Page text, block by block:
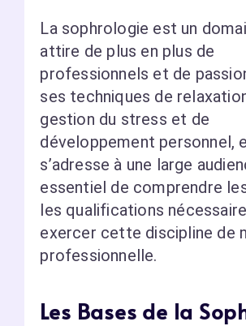
La sophrologie est un
attire de plus en plus de
professionnels et de
ses techniques de
gestion du stress et de
développement personnel,
s’adresse à une large
essentiel de comprendre
les qualifications
exercer cette discipline de
professionnelle.
Les Bases de la